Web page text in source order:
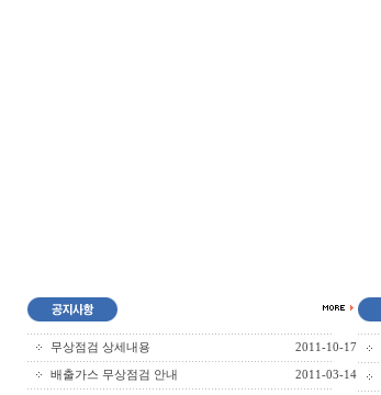
무상점검 상세내용 2011-10-17
배출가스 무상점검 안내 2011-03-14